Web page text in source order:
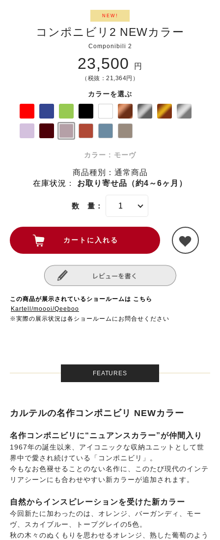
NEW!
コンポニビリ2 NEWカラー
Componibili 2
23,500 円
（税抜：21,364円）
カラーを選ぶ
カラー : モーヴ
商品種別：通常商品
在庫状況 ： お取り寄せ品（約4～6ヶ月）
数 量：
この商品が展示されているショールームは こちら
Kartell/moooi/Qeeboo
※実際の展示状況は各ショールームにお問合せください
FEATURES
カルテルの名作コンポニビリ NEWカラー
名作コンポニビリに“ニュアンスカラー”が仲間入り
1967年の誕生以来、アイコニックな収納ユニットとして世
界中で愛され続けている「コンポニビリ」。
今もなお色褪せることのない名作に、このたび現代のインテ
リアシーンにも合わせやすい新カラーが追加されます。
自然からインスピレーションを受けた新カラー
今回新たに加わったのは、オレンジ、バーガンディ、モー
ヴ、スカイブルー、トープグレイの5色。
秋の木々のぬくもりを思わせるオレンジ、熟した葡萄のよう